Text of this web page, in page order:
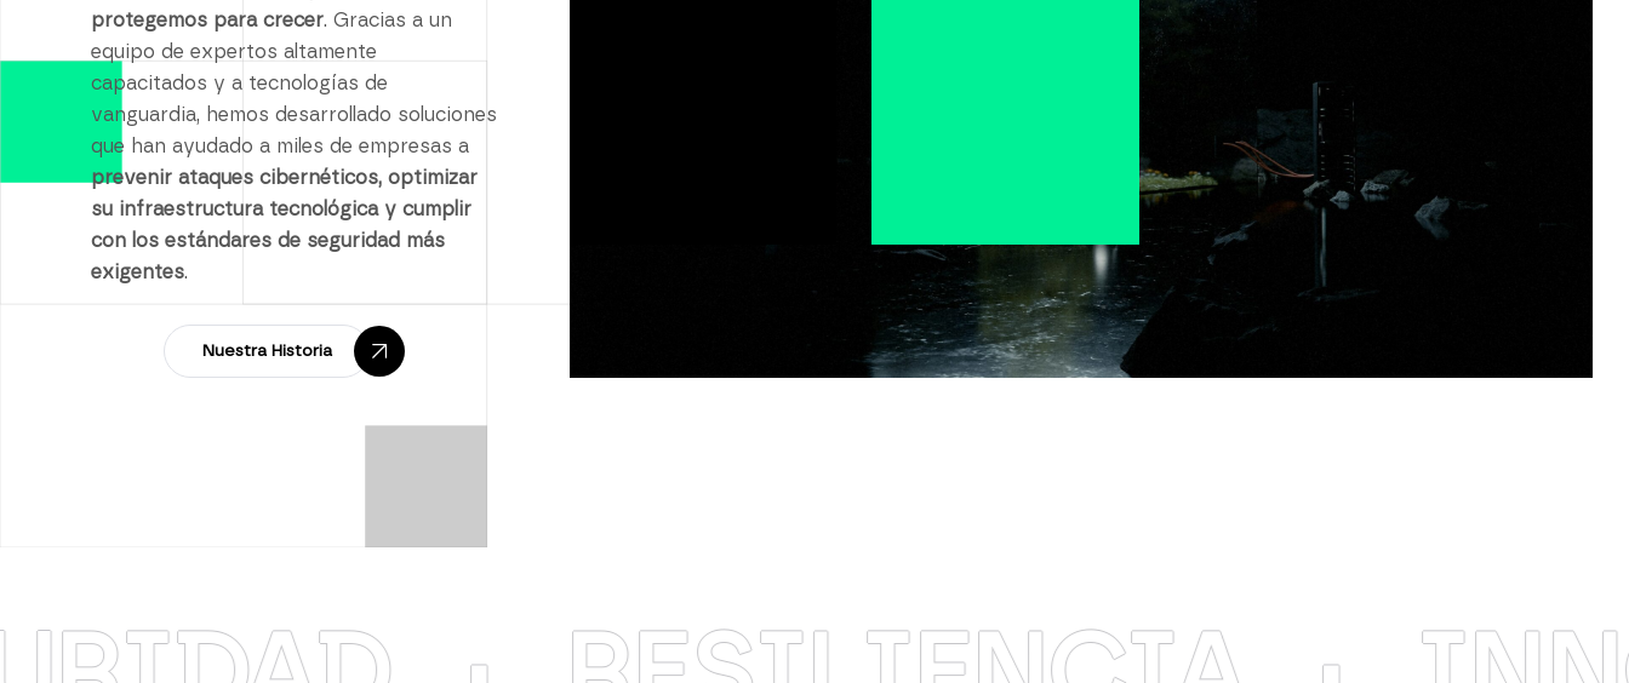
protegemos para crecer. Gracias a un
equipo de expertos altamente
capacitados y a tecnologías de
vanguardia, hemos desarrollado soluciones
que han ayudado a miles de empresas a
prevenir ataques cibernéticos, optimizar
su infraestructura tecnológica y cumplir
con los estándares de seguridad más
exigentes.
Nuestra Historia